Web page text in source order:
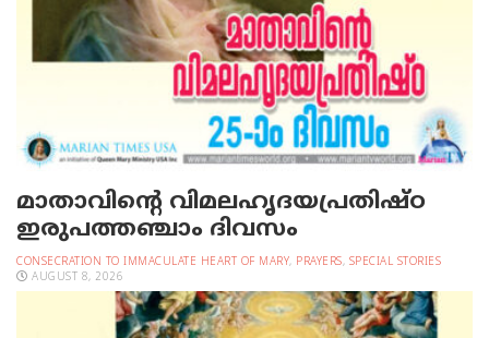
മാതാവിന്റെ വിമലഹൃദയപ്രതിഷ്ഠ
ഇരുപത്തഞ്ചാം ദിവസം
CONSECRATION TO IMMACULATE HEART OF MARY, PRAYERS, SPECIAL STORIES
AUGUST 8, 2026